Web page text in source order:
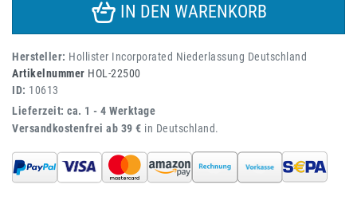
IN DEN WARENKORB
Hersteller: Hollister Incorporated Niederlassung Deutschland
Artikelnummer HOL-22500
ID: 10613
Lieferzeit: ca. 1 - 4 Werktage
Versandkostenfrei ab 39 € in Deutschland.